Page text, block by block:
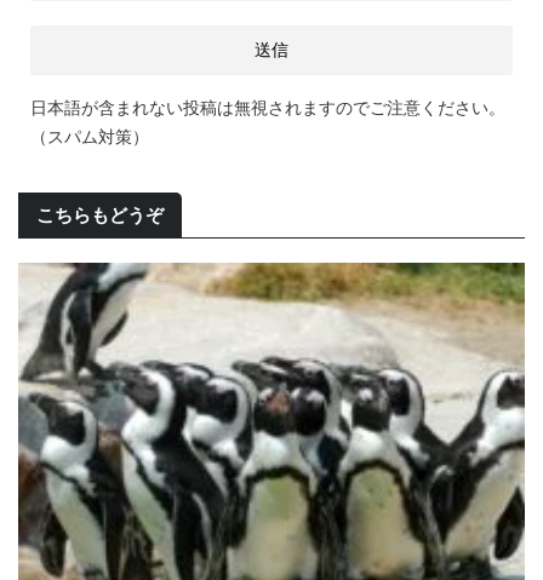
日本語が含まれない投稿は無視されますのでご注意ください。
（スパム対策）
こちらもどうぞ